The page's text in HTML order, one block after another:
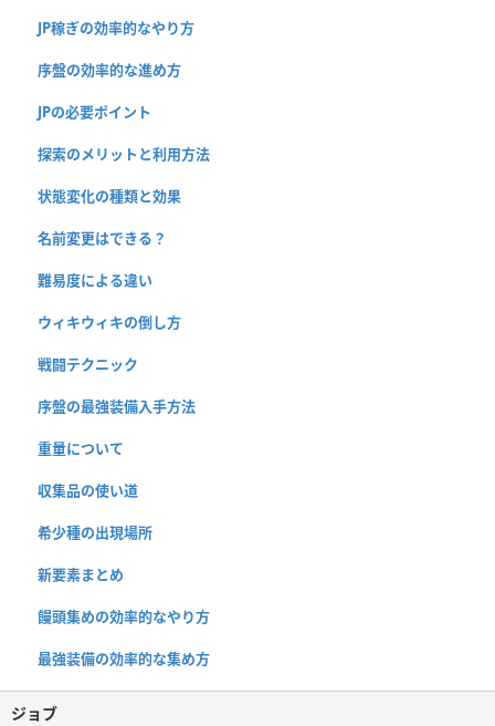
JP稼ぎの効率的なやり方
序盤の効率的な進め方
JPの必要ポイント
探索のメリットと利用方法
状態変化の種類と効果
名前変更はできる？
難易度による違い
ウィキウィキの倒し方
戦闘テクニック
序盤の最強装備入手方法
重量について
収集品の使い道
希少種の出現場所
新要素まとめ
饅頭集めの効率的なやり方
最強装備の効率的な集め方
ジョブ